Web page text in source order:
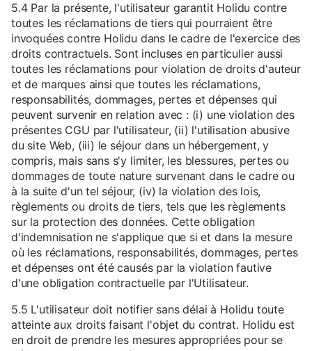
5.4 Par la présente, l'utilisateur garantit Holidu contre
toutes les réclamations de tiers qui pourraient être
invoquées contre Holidu dans le cadre de l'exercice des
droits contractuels. Sont incluses en particulier aussi
toutes les réclamations pour violation de droits d'auteur
et de marques ainsi que toutes les réclamations,
responsabilités, dommages, pertes et dépenses qui
peuvent survenir en relation avec : (i) une violation des
présentes CGU par l'utilisateur, (ii) l'utilisation abusive
du site Web, (iii) le séjour dans un hébergement, y
compris, mais sans s'y limiter, les blessures, pertes ou
dommages de toute nature survenant dans le cadre ou
à la suite d'un tel séjour, (iv) la violation des lois,
règlements ou droits de tiers, tels que les règlements
sur la protection des données. Cette obligation
d'indemnisation ne s'applique que si et dans la mesure
où les réclamations, responsabilités, dommages, pertes
et dépenses ont été causés par la violation fautive
d'une obligation contractuelle par l'Utilisateur.
5.5 L'utilisateur doit notifier sans délai à Holidu toute
atteinte aux droits faisant l'objet du contrat. Holidu est
en droit de prendre les mesures appropriées pour se